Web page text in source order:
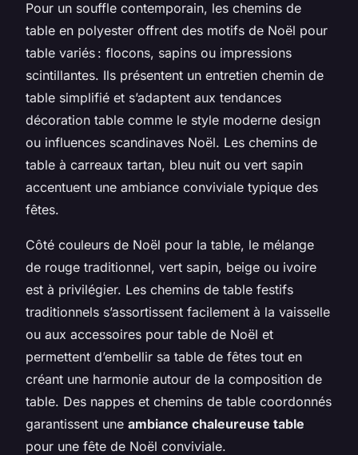
Pour un souffle contemporain, les chemins de
table en polyester offrent des motifs de Noël pour
table variés : flocons, sapins ou impressions
scintillantes. Ils présentent un entretien chemin de
table simplifié et s’adaptent aux tendances
décoration table comme le style moderne design
ou influences scandinaves Noël. Les chemins de
table à carreaux tartan, bleu nuit ou vert sapin
accentuent une ambiance conviviale typique des
fêtes.
Côté couleurs de Noël pour la table, le mélange
de rouge traditionnel, vert sapin, beige ou ivoire
est à privilégier. Les chemins de table festifs
traditionnels s’assortissent facilement à la vaisselle
ou aux accessoires pour table de Noël et
permettent d’embellir sa table de fêtes tout en
créant une harmonie autour de la composition de
table. Des nappes et chemins de table coordonnés
garantissent une ambiance chaleureuse table
pour une fête de Noël conviviale.